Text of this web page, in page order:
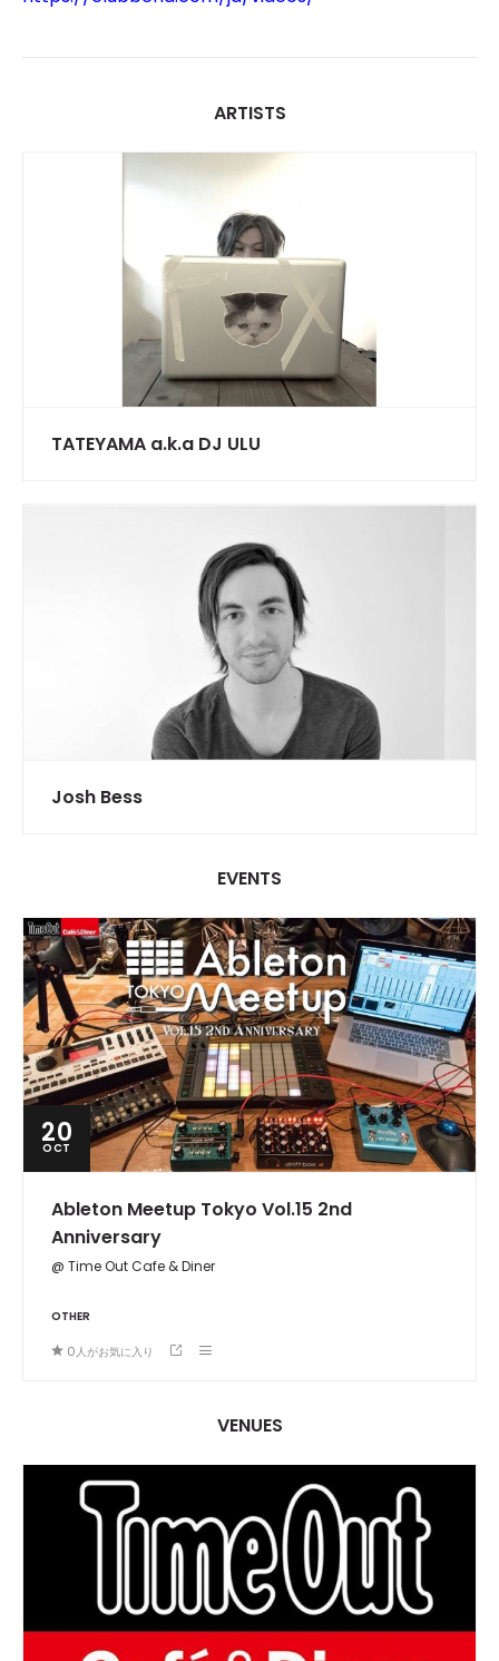
ARTISTS
TATEYAMA a.k.a DJ ULU
Josh Bess
EVENTS
20
OCT
Ableton Meetup Tokyo Vol.15 2nd
Anniversary
@ Time Out Cafe & Diner
OTHER
0人がお気に入り
VENUES